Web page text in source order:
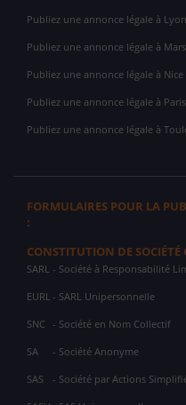
Publiez une annonce légale à Lyon
Publiez une annonce légale à
Publiez une annonce légale à Nice
Publiez une annonce légale à Paris
Publiez une annonce légale à
FORMULAIRES POUR LA
:
CONSTITUTION DE SOCIÉTÉ
SARL - Société à Responsabilité
EURL - SARL Unipersonnelle
SNC - Société en Nom Collectif
SA - Société Anonyme
SAS - Société par Actions